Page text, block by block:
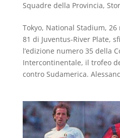
Squadre della Provincia,
Tokyo, National Stadium,
81 di Juventus-River Plate,
l’edizione numero 35 della
Intercontinentale, il trofeo
contro Sudamerica.